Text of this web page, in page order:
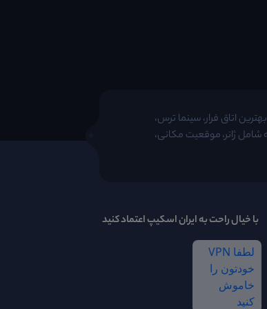
اتاق فرار، سینما ترس،
ژانر، موقعیت مکانی،
با خیال راحت به ایران اسکیپ اعتماد کنید
لطفا VPN
خودتون را
خاموش
کنید